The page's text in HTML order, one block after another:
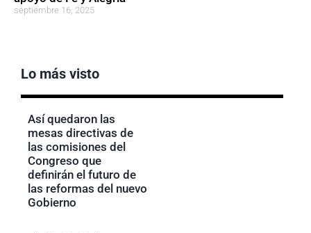
septiembre 16, 2025
Lo más visto
Así quedaron las
mesas directivas de
las comisiones del
Congreso que
definirán el futuro de
las reformas del nuevo
Gobierno